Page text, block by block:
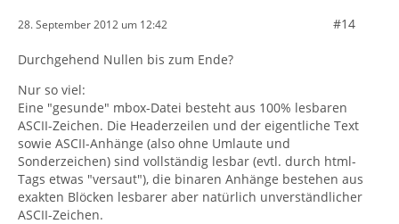
28. September 2012 um 12:42 #14
Durchgehend Nullen bis zum Ende?
Nur so viel:
Eine "gesunde" mbox-Datei besteht aus 100% lesbaren
ASCII-Zeichen. Die Headerzeilen und der eigentliche Text
sowie ASCII-Anhänge (also ohne Umlaute und
Sonderzeichen) sind vollständig lesbar (evtl. durch html-
Tags etwas "versaut"), die binaren Anhänge bestehen aus
exakten Blöcken lesbarer aber natürlich unverständlicher
ASCII-Zeichen.